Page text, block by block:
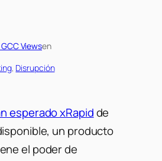
Viewsen
, Disrupción
esperado xRapidde
un producto
el poder de